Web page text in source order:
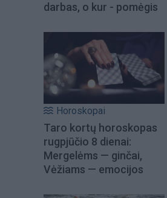
darbas, o kur - pomėgis
Horoskopai
Taro kortų horoskopas
rugpjūčio 8 dienai:
Mergelėms — ginčai,
Vėžiams — emocijos